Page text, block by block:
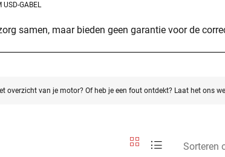
USD-GABEL
samen, maar bieden geen garantie voor de
overzicht van je motor? Of heb je een fout ontdekt? Laat het ons
Sorteren